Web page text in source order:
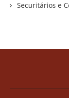
Securitários e